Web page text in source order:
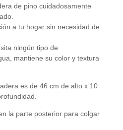
de pino cuidadosamente
a tu hogar sin necesidad de
ningún tipo de
mantiene su color y textura
es de 46 cm de alto x 10
la parte posterior para colgar